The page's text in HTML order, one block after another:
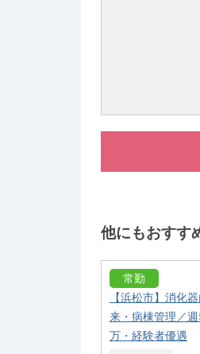
他にもおすす
常勤
【浜松市】消化
来・病棟管理／
万・経験者優遇